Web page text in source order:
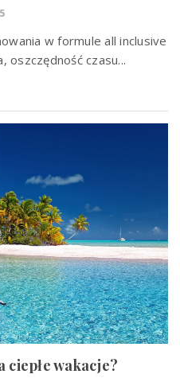
w formule all inclusive
czasu...
ciepłe wakacje?